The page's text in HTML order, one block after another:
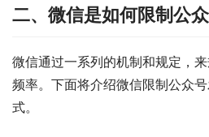
二、微信是如何限制公
微信通过一系列的机制和规定，
频率。下面将介绍微信限制公众
式。